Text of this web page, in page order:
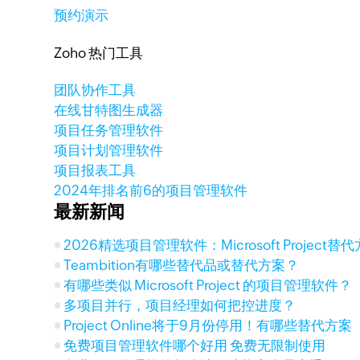
预约演示
Zoho 热门工具
团队协作工具
在线甘特图生成器
项目任务管理软件
项目计划管理软件
项目报表工具
2024年排名前6的项目管理软件
最新新闻
2026精选项目管理软件：Microsoft Project替代
Teambition有哪些替代品或替代方案？
有哪些类似 Microsoft Project 的项目管理软件？
多项目并行，项目经理如何把控进度？
Project Online将于9月份停用！有哪些替代方案
免费项目管理软件哪个好用 免费无限制使用